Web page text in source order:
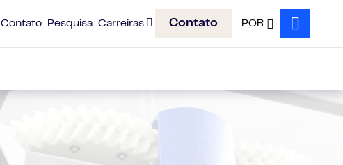
Contato Pesquisa Carreiras Contato POR
Search